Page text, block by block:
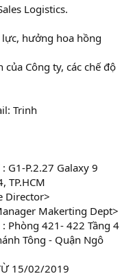
Logistics.
hưởng hoa hồng
Công ty, các chế độ
Trinh
G1-P.2.27 Galaxy 9
TP.HCM
Director>
Makerting Dept>
Phòng 421- 422 Tầng 4
Tông - Quận Ngô
15/02/2019